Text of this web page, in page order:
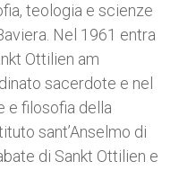
teologia e scienze
Nel 1961 entra
Ottilien am
sacerdote e nel
e filosofia della
sant’Anselmo di
di Sankt Ottilien e